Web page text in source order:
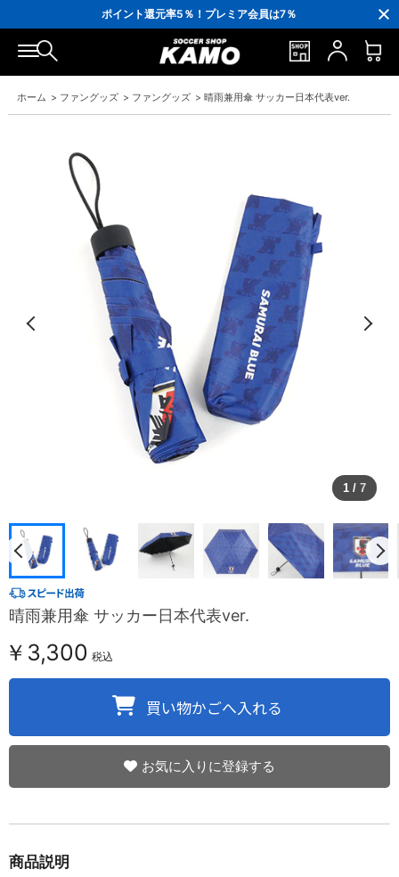
ポイント還元率5％！プレミア会員は7％
会員の方にはお誕生月に「10％OFFクーポン」プレゼント！
16,000円(税込)以上でシューズケースプレゼント！
3,300円(税込)以上で送料無料！
ホーム > ファングッズ > ファングッズ > 晴雨兼用傘 サッカー日本代表ver.
1 / 7
晴雨兼用傘 サッカー日本代表ver.
￥3,300 税込
お気に入りに登録する
商品説明